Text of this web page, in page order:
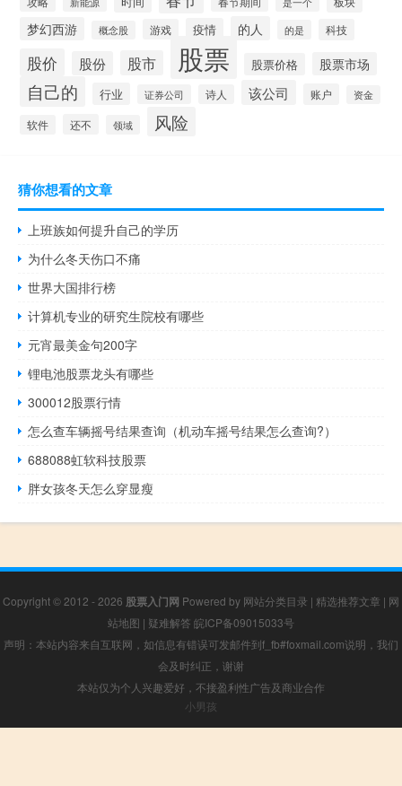
梦幻西游 概念股 游戏 疫情 的人 的是 科技
股价 股份 股市 股票 股票价格 股票市场
自己的 行业 证券公司 诗人 该公司 账户 资金
软件 还不 领域 风险
猜你想看的文章
上班族如何提升自己的学历
为什么冬天伤口不痛
世界大国排行榜
计算机专业的研究生院校有哪些
元宵最美金句200字
锂电池股票龙头有哪些
300012股票行情
怎么查车辆摇号结果查询（机动车摇号结果怎么查询?）
688088虹软科技股票
胖女孩冬天怎么穿显瘦
Copyright © 2012 - 2026 股票入门网 Powered by 网站分类目录 | 精选推荐文章 | 网
站地图 | 疑难解答 皖ICP备09015033号
声明：本站内容来自互联网，如信息有错误可发邮件到f_fb#foxmail.com说明，我们
会及时纠正，谢谢
本站仅为个人兴趣爱好，不接盈利性广告及商业合作
小男孩